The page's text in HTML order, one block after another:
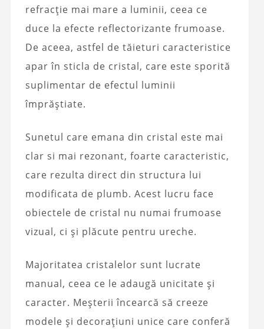
refracție mai mare a luminii, ceea ce
duce la efecte reflectorizante frumoase.
De aceea, astfel de tăieturi caracteristice
apar în sticla de cristal, care este sporită
suplimentar de efectul luminii
împrăștiate.
Sunetul care emana din cristal este mai
clar si mai rezonant, foarte caracteristic,
care rezulta direct din structura lui
modificata de plumb. Acest lucru face
obiectele de cristal nu numai frumoase
vizual, ci și plăcute pentru ureche.
Majoritatea cristalelor sunt lucrate
manual, ceea ce le adaugă unicitate și
caracter. Meșterii încearcă să creeze
modele și decorațiuni unice care conferă